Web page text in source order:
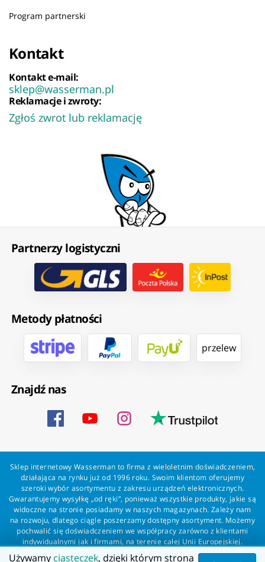
Program partnerski
Kontakt
Kontakt e-mail:
sklep@wasserman.pl
Reklamacje i zwroty:
Zgłoś zwrot lub reklamację
Partnerzy logistyczni
Metody płatności
przelew
Znajdź nas
Sklep internetowy Wasserman to firma z wieloletnim doświadczeniem,
działająca na rynku już od 1996 roku. Swoim klientom oferujemy
szeroki wybór asortymentu z zakresu urządzeń elektronicznych.
Gwarantujemy wysyłkę „od ręki”, ponieważ wszystkie produkty, jakie są
widoczne na stronie posiadamy w naszych magazynach. Zależy nam
na rozwoju, dlatego ciągle poszerzamy dostępny asortyment. Możemy
pochwalić się doświadczeniem we współpracy zarówno z klientami
indywidualnymi jak i firmami, na terenie całej Unii Europejskiej.
Zapewniamy profesjonalną obsługę każdego klienta oraz szybką i
Używamy ciasteczek, dzięki którym strona